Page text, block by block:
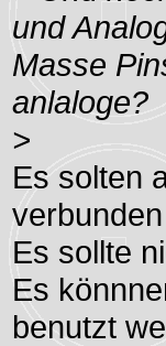
und
Masse
anlaloge?
>
Es solten
Es sollte
Es
benutzt